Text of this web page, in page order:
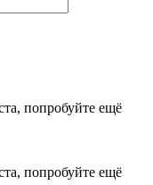
попробуйте ещё
попробуйте ещё